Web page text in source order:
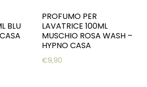
BLU
PROFUMO PER
LAVATRICE 100ML
MUSCHIO ROSA WASH –
HYPNO CASA
€9,90